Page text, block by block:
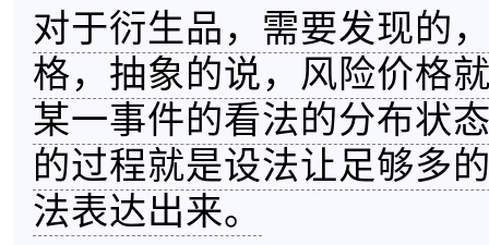
对于衍生品，需要发现的
格，抽象的说，风险价格
某一事件的看法的分布状
的过程就是设法让足够多
法表达出来。